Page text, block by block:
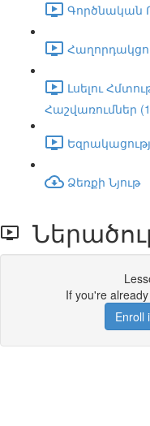
Գործնական
Լսելու
Հաշվառումներ
Ձեռքի Նյութ
If you're
Enroll